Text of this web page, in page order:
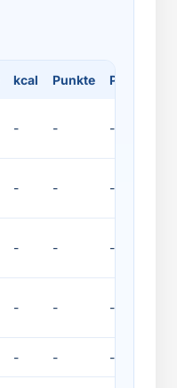
kcal Punkte Protein
- - -
- - -
- - -
- - -
- - -